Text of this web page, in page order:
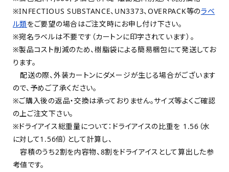
※INFECTIOUS SUBSTANCE、UN3373、OVERPACK等のラベ
ル類をご要望の場合はご注文時にお申し付け下さい。
※宛名ラベルは不要です（カートンに印字されています）。
※製品コスト削減のため、樹脂袋による簡易梱包にて発送してお
ります。
配送の際、外装カートンにダメージが生じる場合がございます
ので、予めご了承ください。
※ご購入後の返品・交換は承っておりません。サイズ等よくご確認
の上ご注文下さい。
※ドライアイス総重量について：ドライアイスの比重を 1.56（水
に対して1.56倍）として計算し、
容積のうち2割を内容物、8割をドライアイスとして算出した参
考値です。